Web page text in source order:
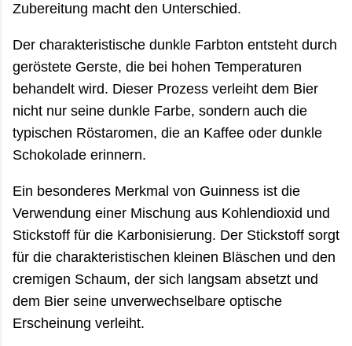
Zubereitung macht den Unterschied.
Der charakteristische dunkle Farbton entsteht durch
geröstete Gerste, die bei hohen Temperaturen
behandelt wird. Dieser Prozess verleiht dem Bier
nicht nur seine dunkle Farbe, sondern auch die
typischen Röstaromen, die an Kaffee oder dunkle
Schokolade erinnern.
Ein besonderes Merkmal von Guinness ist die
Verwendung einer Mischung aus Kohlendioxid und
Stickstoff für die Karbonisierung. Der Stickstoff sorgt
für die charakteristischen kleinen Bläschen und den
cremigen Schaum, der sich langsam absetzt und
dem Bier seine unverwechselbare optische
Erscheinung verleiht.